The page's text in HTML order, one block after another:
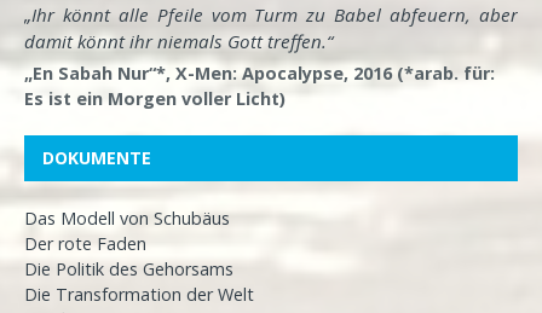
„Ihr könnt alle Pfeile vom Turm zu Babel abfeuern, aber
damit könnt ihr niemals Gott treffen.“
„En Sabah Nur“*, X-Men: Apocalypse, 2016 (*arab. für:
Es ist ein Morgen voller Licht)
DOKUMENTE
Das Modell von Schubäus
Der rote Faden
Die Politik des Gehorsams
Die Transformation der Welt